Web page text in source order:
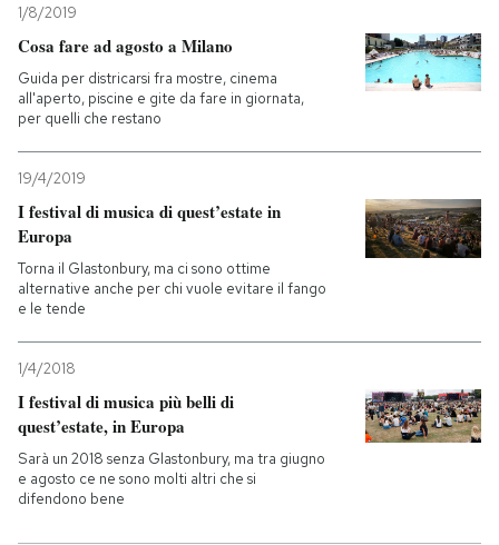
1/8/2019
Cosa fare ad agosto a Milano
Guida per districarsi fra mostre, cinema
all'aperto, piscine e gite da fare in giornata,
per quelli che restano
19/4/2019
I festival di musica di quest’estate in
Europa
Torna il Glastonbury, ma ci sono ottime
alternative anche per chi vuole evitare il fango
e le tende
1/4/2018
I festival di musica più belli di
quest’estate, in Europa
Sarà un 2018 senza Glastonbury, ma tra giugno
e agosto ce ne sono molti altri che si
difendono bene